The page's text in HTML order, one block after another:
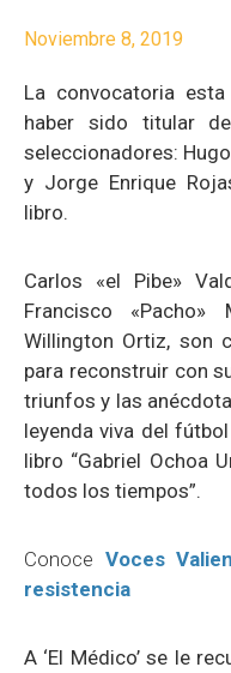
Noviembre 8, 2019
La convocatoria
haber sido titular
seleccionadores:
y Jorge Enrique
libro.
Carlos «el Pibe»
Francisco «Pacho»
Willington Ortiz, son
para reconstruir con
triunfos y las
leyenda viva del
libro “Gabriel Ochoa
todos los tiempos”.
Conoce Voces
resistencia
A ‘El Médico’ se le